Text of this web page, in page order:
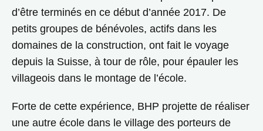
d’être terminés en ce début d’année 2017. De
petits groupes de bénévoles, actifs dans les
domaines de la construction, ont fait le voyage
depuis la Suisse, à tour de rôle, pour épauler les
villageois dans le montage de l’école.
Forte de cette expérience, BHP projette de réaliser
une autre école dans le village des porteurs de